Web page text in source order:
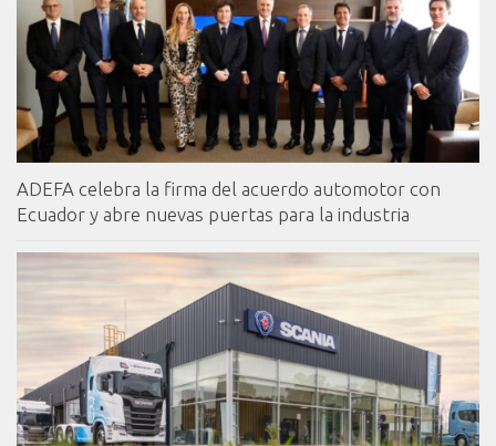
ADEFA celebra la firma del acuerdo automotor con
Ecuador y abre nuevas puertas para la industria